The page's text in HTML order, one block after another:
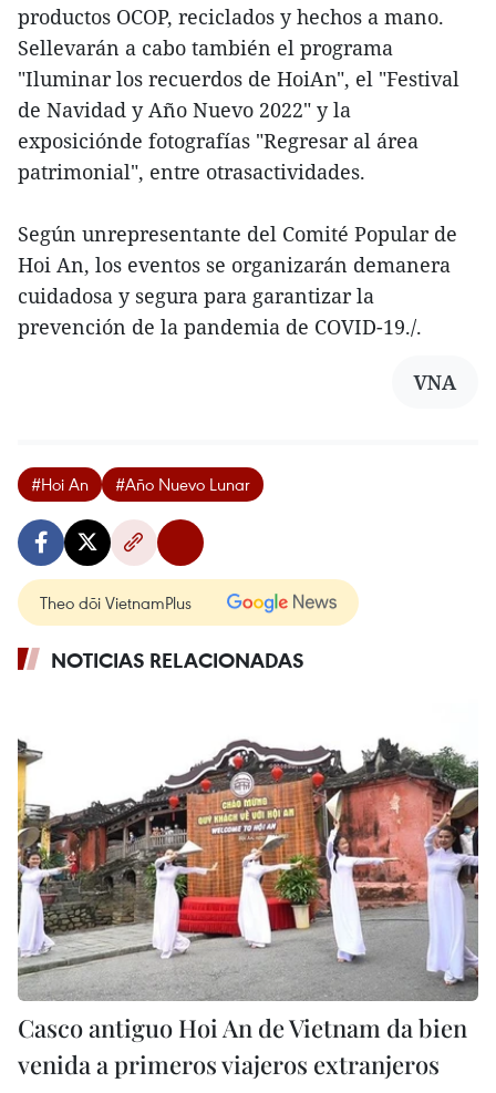
productos OCOP, reciclados y hechos a mano.
Sellevarán a cabo también el programa
"Iluminar los recuerdos de HoiAn", el "Festival
de Navidad y Año Nuevo 2022" y la
exposiciónde fotografías "Regresar al área
patrimonial", entre otrasactividades.
Según unrepresentante del Comité Popular de
Hoi An, los eventos se organizarán demanera
cuidadosa y segura para garantizar la
prevención de la pandemia de COVID-19./.
VNA
#Hoi An #Año Nuevo Lunar
Theo dõi VietnamPlus
NOTICIAS RELACIONADAS
Casco antiguo Hoi An de Vietnam da bien
venida a primeros viajeros extranjeros